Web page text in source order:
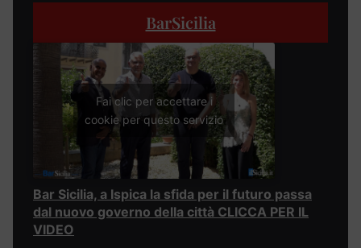
BarSicilia
Fai clic per accettare i
cookie per questo servizio
Bar Sicilia, a Ispica la sfida per il futuro passa
dal nuovo governo della città CLICCA PER IL
VIDEO